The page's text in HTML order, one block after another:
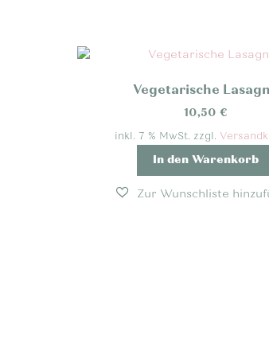
Vegetarische
10,50€
inkl. 7 % MwSt. zzgl.
In den Warenkorb